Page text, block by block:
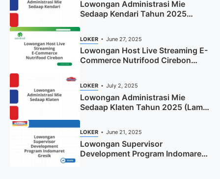
Lowongan Administrasi Mie
Sedaap Kendari Tahun 2025
LOKER June 27, 2025
Lowongan Host Live Streaming E-
Commerce Nutrifood Cirebon
LOKER July 2, 2025
Lowongan Administrasi Mie
Sedaap Klaten Tahun 2025 (Lamar
LOKER June 21, 2025
Lowongan Supervisor
Development Program Indomaret